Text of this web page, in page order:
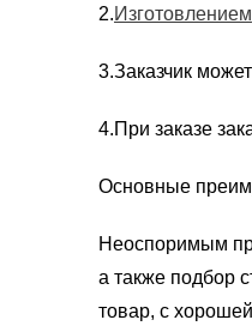
2.Изготовлением
3.Заказчик
4.При заказе
Основные
Неоспоримым
а также подбор
товар, с